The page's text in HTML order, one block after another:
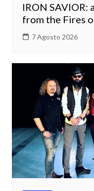
IRON SAVIOR:
from the Fires
7 Agosto 2026